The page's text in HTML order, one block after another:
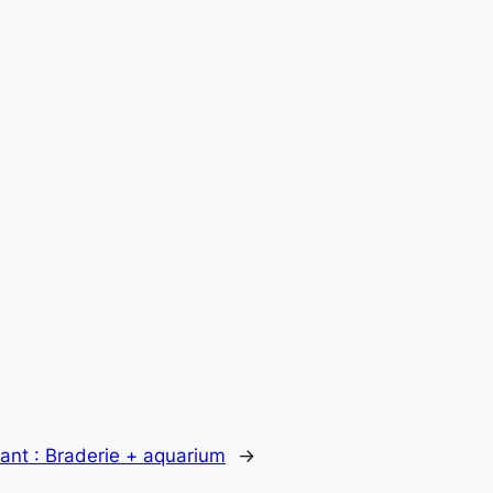
: Braderie + aquarium →